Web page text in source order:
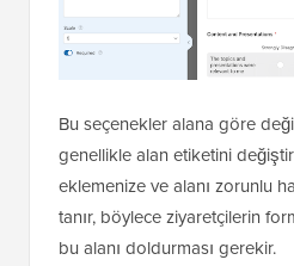
Bu seçenekler alana göre
genellikle alan etiketini
eklemenize ve alanı zorunlu
tanır, böylece ziyaretçilerin
bu alanı doldurması gerekir.